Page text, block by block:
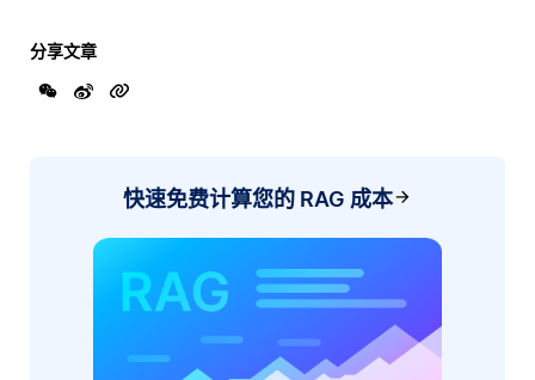
分享文章
快速免费计算您的 RAG 成本